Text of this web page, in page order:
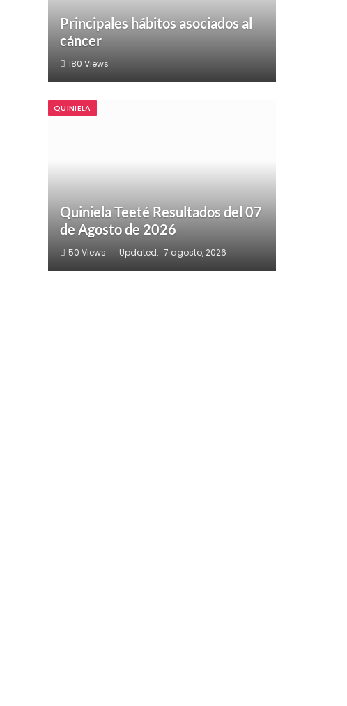
Principales hábitos asociados al
cáncer
180 Views
QUINIELA
Quiniela Teeté Resultados del 07
de Agosto de 2026
50 Views Updated: 7 agosto, 2026